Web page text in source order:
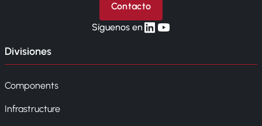
Contacto
Síguenos enlinkedin
yt
Divisiones
Components
Infrastructure